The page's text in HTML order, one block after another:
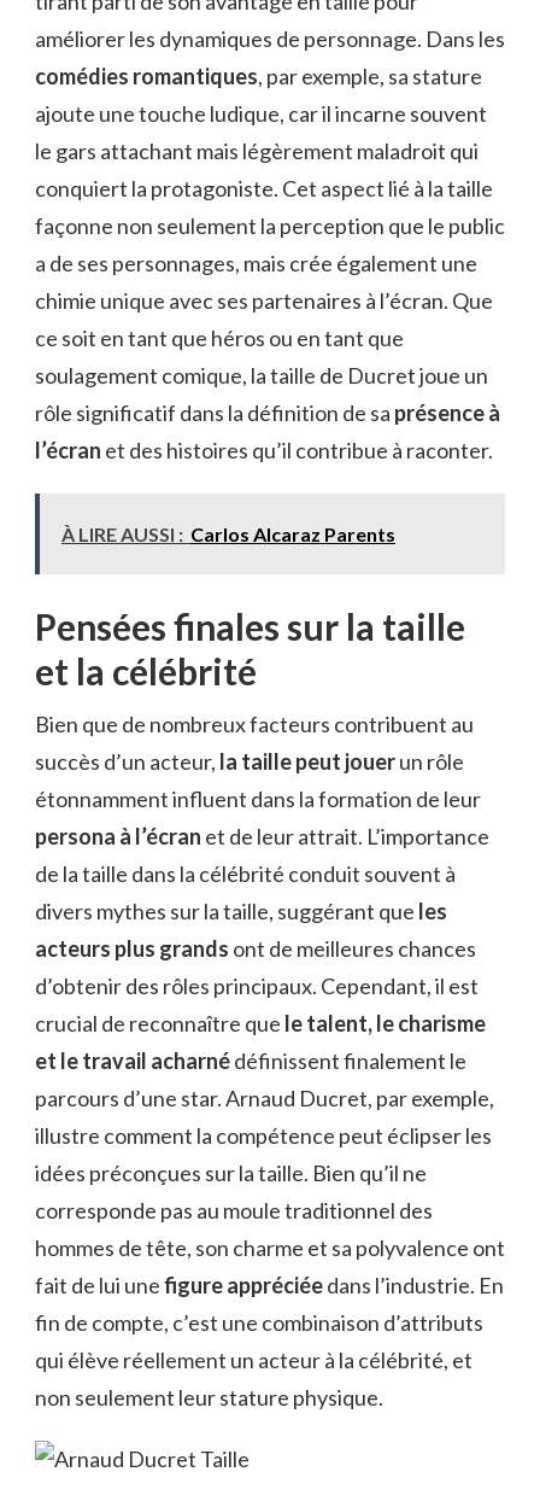
améliorer les dynamiques de personnage. Dans les
comédies romantiques, par exemple, sa stature
ajoute une touche ludique, car il incarne souvent
le gars attachant mais légèrement maladroit qui
conquiert la protagoniste. Cet aspect lié à la taille
façonne non seulement la perception que le public
a de ses personnages, mais crée également une
chimie unique avec ses partenaires à l’écran. Que
ce soit en tant que héros ou en tant que
soulagement comique, la taille de Ducret joue un
rôle significatif dans la définition de sa présence à
l’écran et des histoires qu’il contribue à raconter.
À LIRE AUSSI : Carlos Alcaraz Parents
Pensées finales sur la taille
et la célébrité
Bien que de nombreux facteurs contribuent au
succès d’un acteur, la taille peut jouerun rôle
étonnamment influent dans la formation de leur
persona à l’écran et de leur attrait. L’importance
de la taille dans la célébrité conduit souvent à
divers mythes sur la taille, suggérant que les
acteurs plus grands ont de meilleures chances
d’obtenir des rôles principaux. Cependant, il est
crucial de reconnaître que le talent, le charisme
et le travail acharnédéfinissent finalement le
parcours d’une star. Arnaud Ducret, par exemple,
illustre comment la compétence peut éclipser les
idées préconçues sur la taille. Bien qu’il ne
corresponde pas au moule traditionnel des
hommes de tête, son charme et sa polyvalence ont
fait de lui unefigure appréciéedans l’industrie. En
fin de compte, c’est une combinaison d’attributs
qui élève réellement un acteur à la célébrité, et
non seulement leur stature physique.